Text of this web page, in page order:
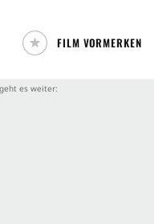
Kim), mit der er zur
ist. (MK)FILM VORMERKEN